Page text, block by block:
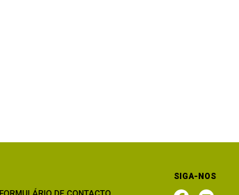
SIGA-NOS